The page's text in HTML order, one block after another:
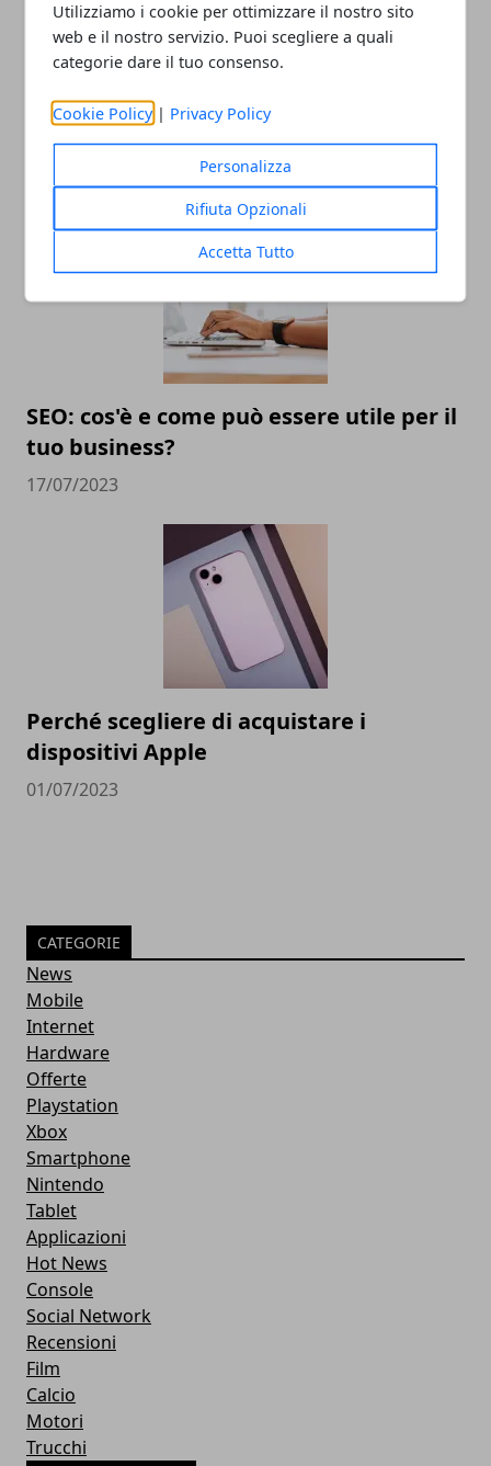
Utilizziamo i cookie per ottimizzare il nostro sito
web e il nostro servizio. Puoi scegliere a quali
categorie dare il tuo consenso.
Cookie Policy | Privacy Policy
Personalizza
Rifiuta Opzionali
Accetta Tutto
Settore dell'abbigliamento: come
essere rilevanti sul web se gestisci
un'impresa
29/07/2024
SEO: cos'è e come può essere utile per il
tuo business?
17/07/2023
Perché scegliere di acquistare i
dispositivi Apple
01/07/2023
CATEGORIE
News
Mobile
Internet
Hardware
Offerte
Playstation
Xbox
Smartphone
Nintendo
Tablet
Applicazioni
Hot News
Console
Social Network
Recensioni
Film
Calcio
Motori
Trucchi